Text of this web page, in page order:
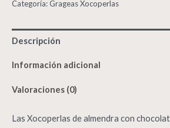
Categoría:Grageas Xocoperlas
Descripción
Información adicional
Valoraciones (0)
Las Xocoperlas de almendra con